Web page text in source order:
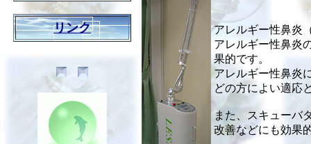
リンク
アレルギー性鼻炎
アレルギー性鼻炎
果的です。
アレルギー性鼻炎
どの方によい適応
また、スキューバ
改善などにも効果